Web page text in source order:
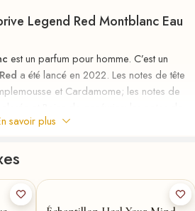
Legend Red Montblanc Eau
est un parfum pour homme. C’est un
a été lancé en 2022. Les notes de tête
et Cardamome; les notes de
et Fève de tonka.
RIHAla parfumerie en ligne en
d’un homme pleinement accompli.
savoir plus